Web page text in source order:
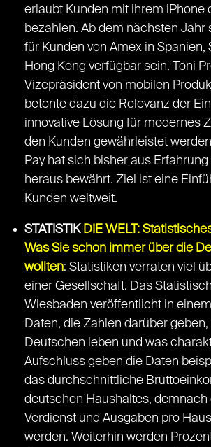
erlaubt Kunden mit ihrem iPhone
bezahlen. Ab dem nächsten Jahr
für Kunden von Amex in Spanien,
Hong Kong verfügbar sein. Toni
Vizepräsident von mobilen
betonte dazu die Relevanz der
innovative Lösung für modernes
den Kunden gewährleistet
Pay hat sich bisher aus
heraus bewährt. Ziel ist eine
Kunden weltweit.
STATISTIK DIE WELT:
Was Sie schon immer über die
wollten: Statistiken verraten viel
einer Gesellschaft. Das
Wiesbaden veröffentlicht in
Daten, die Zahlen darüber geben,
Deutschen leben und was
Aufschluss geben die Daten
das durchschnittliche
deutschen Haushaltes, demnach
Verdienst und Ausgaben pro
werden. Weiterhin werden